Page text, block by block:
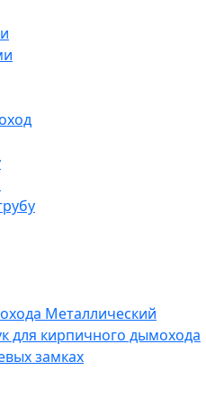
Металлический
для кирпичного дымохода
замках